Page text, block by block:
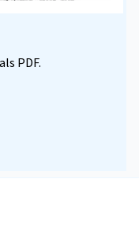
PDF.